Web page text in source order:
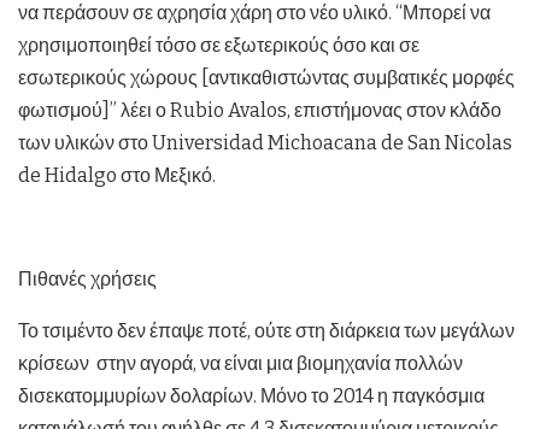
να περάσουν σε αχρησία χάρη στο νέο υλικό. “Μπορεί να
χρησιμοποιηθεί τόσο σε εξωτερικούς όσο και σε
εσωτερικούς χώρους [αντικαθιστώντας συμβατικές μορφές
φωτισμού]” λέει ο Rubio Avalos, επιστήμονας στον κλάδο
των υλικών στο Universidad Michoacana de San Nicolas
de Hidalgo στο Μεξικό.
Πιθανές χρήσεις
Το τσιμέντο δεν έπαψε ποτέ, ούτε στη διάρκεια των μεγάλων
κρίσεων στην αγορά, να είναι μια βιομηχανία πολλών
δισεκατομμυρίων δολαρίων. Μόνο το 2014 η παγκόσμια